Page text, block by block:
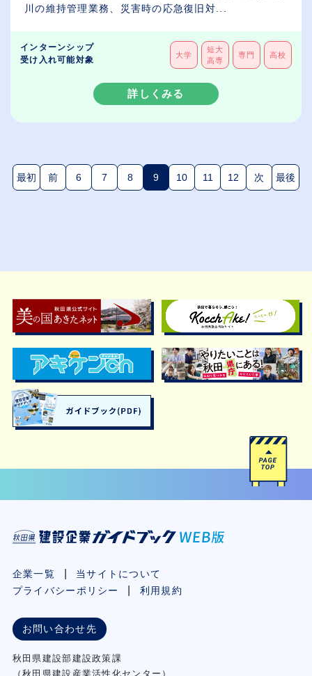
川の維持管理業務、災害時の応急復旧対...
インターンシップ
受け入れ可能対象
大学
短大
高専
専門 高校
詳しくみる
最初 前 6 7 8 9(現在のページ)
10 11 12 次 最後
企業一覧
当サイトについて
プライバシーポリシー
利用規約
お問い合わせ先
秋⽥県建設部建設政策課
（秋⽥県建設産業活性化センター）